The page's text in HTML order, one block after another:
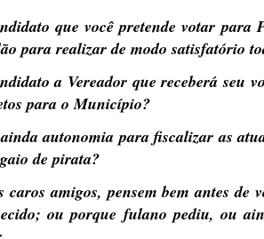
que você pretende votar para
para realizar de modo satisfatório
a Vereador que receberá seu
para o Município?
autonomia para fiscalizar as
de pirata?
caros amigos, pensem bem antes de
; ou porque fulano pediu, ou